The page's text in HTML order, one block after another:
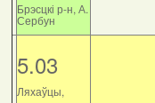
Брэсцкі р-н, А.
Сербун
5.03
Ляхаўцы,